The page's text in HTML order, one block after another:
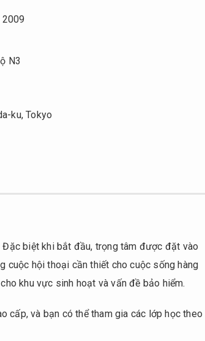
2009
N3
ku, Tokyo
biệt khi bắt đầu, trọng tâm được đặt vào
cuộc hội thoại cần thiết cho cuộc sống hàng
khu vực sinh hoạt và vấn đề bảo hiểm.
cấp, và bạn có thể tham gia các lớp học theo